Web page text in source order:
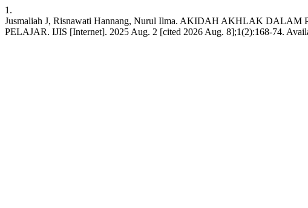
1.
Jusmaliah J, Risnawati Hannang, Nurul Ilma. AKIDAH AKHLAK
PELAJAR. IJIS [Internet]. 2025 Aug. 2 [cited 2026 Aug. 8];1(2):168-74.